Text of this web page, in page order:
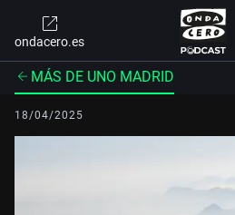
ondacero.es
MÁS DE UNO MADRID
18/04/2025